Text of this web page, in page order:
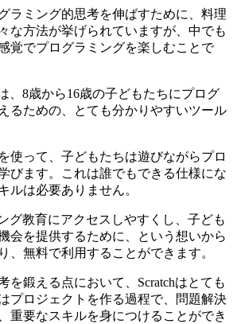
ラミング的思考を伸ばすために、料理
な方法が挙げられていますが、中でも
覚でプログラミングを楽しむことで
、8歳から16歳の子どもたちにプログ
るための、とても分かりやすいツール
使って、子どもたちは遊びながらプロ
びます。これは誰でもできる仕様にな
ルは必要ありません。
グ教育にアクセスしやすくし、子ども
会を提供するために、という想いから
、無料で利用することができます。
を鍛える点において、Scratchはとても
プロジェクトを作る過程で、問題解決
重要なスキルを身につけることができ